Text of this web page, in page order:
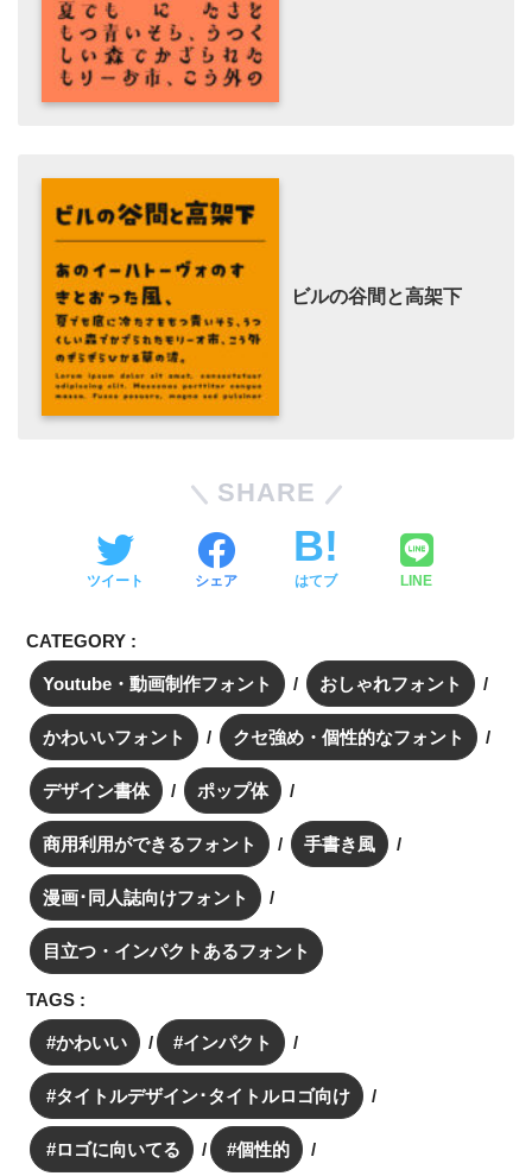
ビルの谷間と高架下
SHARE
ツイート シェア はてブ LINE
CATEGORY :
Youtube・動画制作フォント おしゃれフォント
かわいいフォント クセ強め・個性的なフォント
デザイン書体 ポップ体
商用利用ができるフォント 手書き風
漫画･同人誌向けフォント
目立つ・インパクトあるフォント
TAGS :
かわいい インパクト
タイトルデザイン･タイトルロゴ向け
ロゴに向いてる 個性的